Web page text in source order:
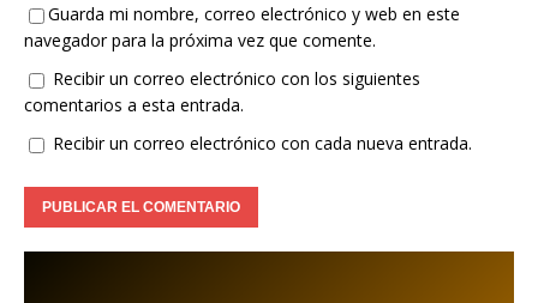
Guarda mi nombre, correo electrónico y web en este
navegador para la próxima vez que comente.
Recibir un correo electrónico con los siguientes
comentarios a esta entrada.
Recibir un correo electrónico con cada nueva entrada.